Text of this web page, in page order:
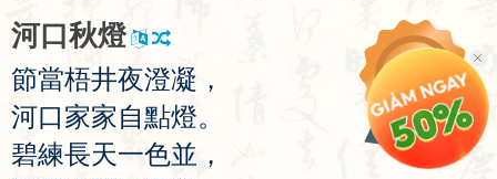
河口 秋燈
節當梧井夜澄凝 ，
河口家家自點燈。
碧練長天一色並 ，